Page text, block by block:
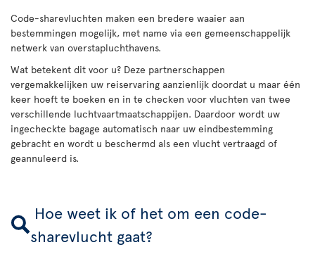
Code-sharevluchten maken een bredere waaier aan
bestemmingen mogelijk, met name via een gemeenschappelijk
netwerk van overstapluchthavens.
Wat betekent dit voor u? Deze partnerschappen
vergemakkelijken uw reiservaring aanzienlijk doordat u maar één
keer hoeft te boeken en in te checken voor vluchten van twee
verschillende luchtvaartmaatschappijen. Daardoor wordt uw
ingecheckte bagage automatisch naar uw eindbestemming
gebracht en wordt u beschermd als een vlucht vertraagd of
geannuleerd is.
Hoe weet ik of het om een code-
sharevlucht gaat?